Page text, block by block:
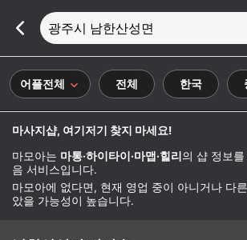
광주시 남한산성면
어플전체 전체 한국
마사지샵, 여기저기 찾지 마세요!
마모아는 마통·하이타이·마맵·힐리 의 샵 정보
음 서비스입니다.
마모아에 없다면, 현재 영업 중이 아니거나 다
았을 가능성이 높습니다.